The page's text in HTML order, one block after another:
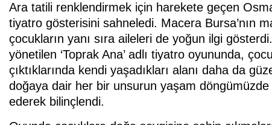
Ara tatili renklendirmek için harekete geçen
tiyatro gösterisini sahneledi. Macera Bursa’nın
çocukların yanı sıra aileleri de yoğun ilgi
yönetilen ‘Toprak Ana’ adlı tiyatro oyununda,
çıktıklarında kendi yaşadıkları alanı daha da
doğaya dair her bir unsurun yaşam
ederek bilinçlendi.